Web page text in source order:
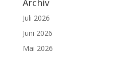
Archiv
Juli 2026
Juni 2026
Mai 2026